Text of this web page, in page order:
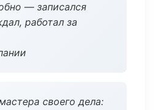
— записался
работал за
своего дела: